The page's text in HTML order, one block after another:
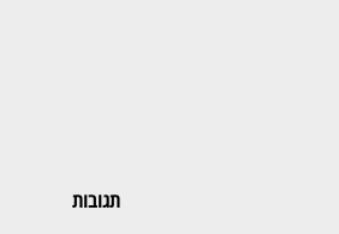
תגובות